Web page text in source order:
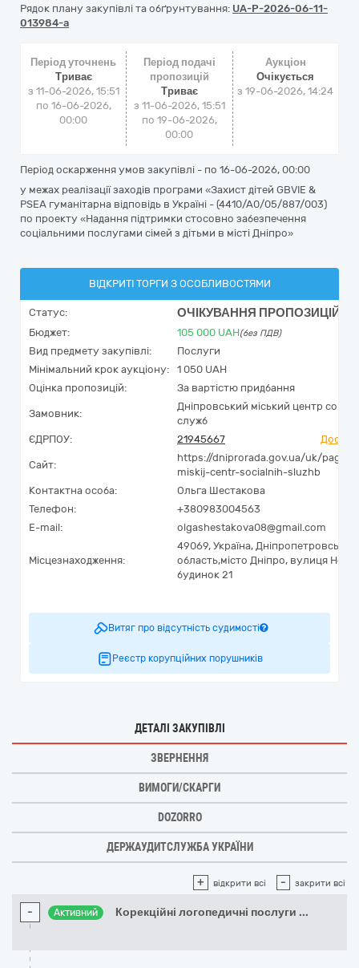
Рядок плану закупівлі та обґрунтування: UA-P-2026-06-11-
013984-a
Період уточнень
Триває
з 11-06-2026, 15:51
по 16-06-2026,
00:00
Період подачі
пропозицій
Триває
з 11-06-2026, 15:51
по 19-06-2026,
00:00
Аукціон
Очікується
з19-06-2026, 14:24
Період оскарження умов закупівлі - по 16-06-2026, 00:00
у межах реалізації заходів програми «Захист дітей GBVIE &
PSEA гуманітарна відповідь в Україні - (4410/А0/05/887/003)
по проекту «Надання підтримки стосовно забезпечення
соціальними послугами сімей з дітьми в місті Дніпро»
ВІДКРИТІ ТОРГИ З ОСОБЛИВОСТЯМИ
Статус: ОЧІКУВАННЯ ПРОПОЗИЦІЙ
Бюджет: 105 000 UAH(без ПДВ)
Вид предмету закупівлі:
Послуги
Мінімальний крок аукціону:
1 050 UAH
Оцінка пропозицій:
За вартістю придбання
Замовник:
Дніпровський міський центр
служб
ЄДРПОУ:
21945667 Досьє
Сайт:
https://dniprorada.gov.ua/uk/page/
miskij-centr-socialnih-sluzhb
Контактна особа:
Ольга Шестакова
Телефон:
+380983004563
E-mail:
olgashestakova08@gmail.com
Місцезнаходження:
49069, Україна, Дніпропетровська
область,місто Дніпро, вулиця
будинок 21
Витяг про відсутність судимості
Реєстр корупційних порушників
ДЕТАЛІ ЗАКУПІВЛІ
ЗВЕРНЕННЯ
ВИМОГИ/СКАРГИ
DOZORRO
ДЕРЖАУДИТСЛУЖБА УКРАЇНИ
+ відкрити всі - закрити всі
- Активний Корекційні логопедичні послуги ...